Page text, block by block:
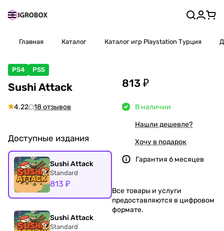
Главная Каталог Каталог игр Playstation Турция
PS4 PS5
Sushi Attack
4.22 18 отзывов
Доступные издания
Sushi Attack
Standard
813 ₽
Sushi Attack
Standard
813 ₽
В наличии
Нашли дешевле?
Хочу в подарок
Гарантия 6 месяцев
Все товары и услуги
предоставляются в цифровом
формате.